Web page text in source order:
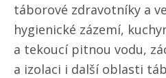
táborové zdravotníky a
hygienické zázemí,
a tekoucí pitnou vodu,
a izolaci i další oblasti